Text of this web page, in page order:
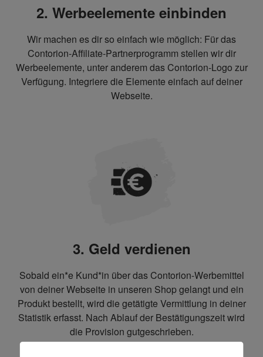
2. Werbeelemente einbinden
Wir machen es dir so einfach wie möglich: Für das
Contorion-Affiliate-Partnerprogramm stellen wir dir
Werbeelemente, unter anderem das Contorion-Logo zur
Verfügung. Integriere die Elemente einfach auf deiner
Webseite.
3. Geld verdienen
Sobald ein*e Kund*in über das Contorion-Werbemittel
von deiner Webseite in unseren Shop gelangt und ein
Produkt bestellt, wird die getätigte Vermittlung in deiner
Statistik erfasst. Nach Ablauf der Bestätigungszeit wird
die Provision gutgeschrieben.